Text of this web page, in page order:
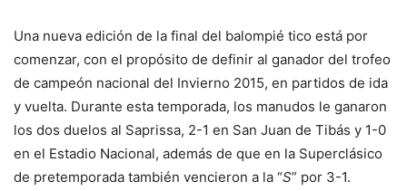
Una nueva edición de la final del balompié tico está por
comenzar, con el propósito de definir al ganador del trofeo
de campeón nacional del Invierno 2015, en partidos de ida
y vuelta. Durante esta temporada, los manudos le ganaron
los dos duelos al Saprissa, 2-1 en San Juan de Tibás y 1-0
en el Estadio Nacional, además de que en la Superclásico
de pretemporada también vencieron a la “S” por 3-1.